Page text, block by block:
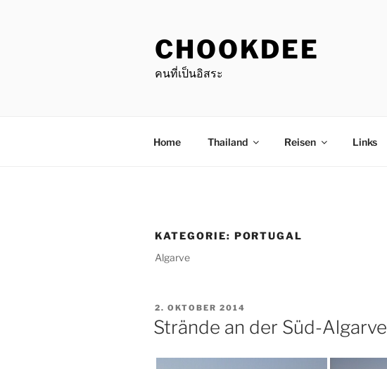
CHOOKDEE
คนที่เป็นอิสระ
Home Thailand Reisen Links
KATEGORIE: PORTUGAL
Algarve
VERÖFFENTLICHT
AM
2. OKTOBER 2014
Strände an der Süd-Algarve